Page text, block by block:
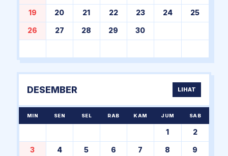
19 20 21 22 23 24 25
26 27 28 29 30
DESEMBER LIHAT
MIN SEN SEL RAB KAM JUM SAB
1 2
3 4 5 6 7 8 9